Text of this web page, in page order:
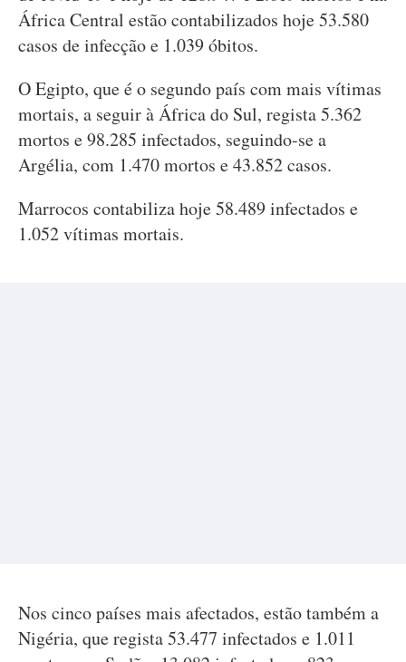
África Central estão contabilizados hoje 53.580
casos de infecção e 1.039 óbitos.
O Egipto, que é o segundo país com mais vítimas
mortais, a seguir à África do Sul, regista 5.362
mortos e 98.285 infectados, seguindo-se a
Argélia, com 1.470 mortos e 43.852 casos.
Marrocos contabiliza hoje 58.489 infectados e
1.052 vítimas mortais.
Nos cinco países mais afectados, estão também a
Nigéria, que regista 53.477 infectados e 1.011